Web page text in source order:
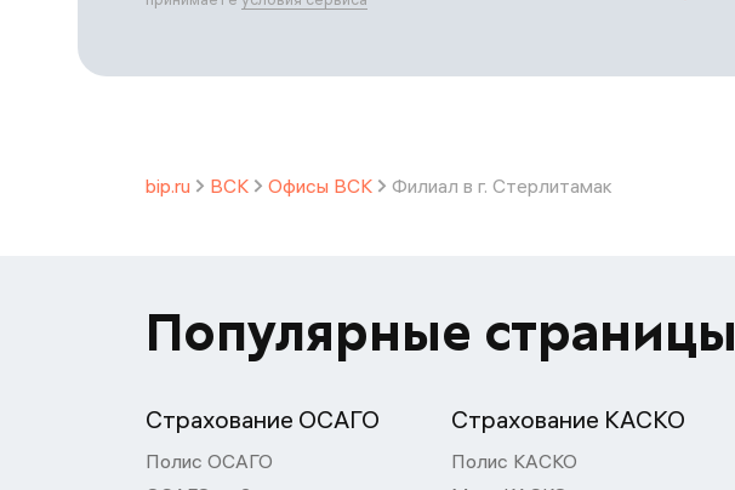
bip.ru ВСК Офисы ВСК Филиал в г. Стерлитамак
Популярные страницы
Страхование ОСАГО
Полис ОСАГО
Страхование КАСКО
Полис КАСКО